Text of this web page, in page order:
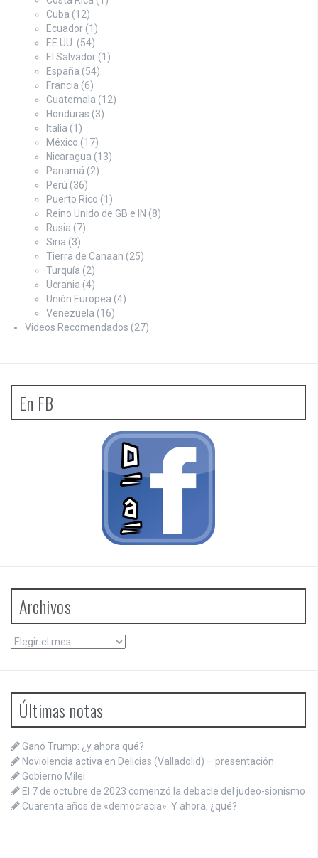
Cuba (12)
Ecuador (1)
EE.UU. (54)
El Salvador (1)
España (54)
Francia (6)
Guatemala (12)
Honduras (3)
Italia (1)
México (17)
Nicaragua (13)
Panamá (2)
Perú (36)
Puerto Rico (1)
Reino Unido de GB e IN (8)
Rusia (7)
Siria (3)
Tierra de Canaan (25)
Turquía (2)
Ucrania (4)
Unión Europea (4)
Venezuela (16)
Videos Recomendados (27)
En FB
Archivos
Archivos
Últimas notas
Ganó Trump: ¿y ahora qué?
Noviolencia activa en Delicias (Valladolid) – presentación
Gobierno Milei
El 7 de octubre de 2023 comenzó la debacle del judeo-sionismo
Cuarenta años de «democracia»: Y ahora, ¿qué?